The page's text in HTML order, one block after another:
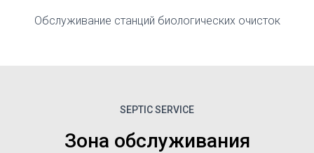
Обслуживание станций биологических очисток
SEPTIC SERVICE
Зона обслуживания